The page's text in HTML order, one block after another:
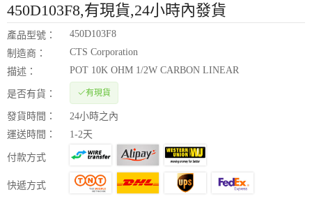
450D103F8,有現貨,24小時內發貨
產品型號：
450D103F8
制造商：
CTS Corporation
描述：
POT 10K OHM 1/2W CARBON LINEAR
是否有貨： 有現貨
發貨時間：
24小時之內
運送時間：
1-2天
付款方式
快遞方式